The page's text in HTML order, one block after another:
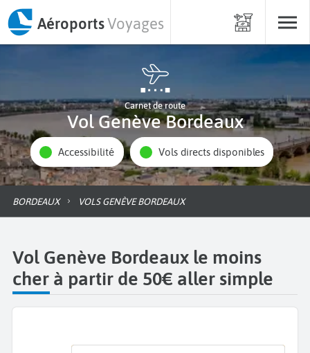
AéroportsVoyages
Carnet de route
Vol Genève Bordeaux
Accessibilité Vols directs disponibles
BORDEAUX VOLS GENÈVE BORDEAUX
Vol Genève Bordeaux le moins
cher à partir de 50€ aller simple